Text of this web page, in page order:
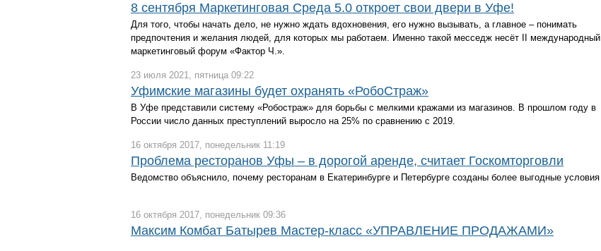
8 сентября Маркетинговая Среда 5.0 откроет свои двери в Уфе!
Для того, чтобы начать дело, не нужно ждать вдохновения, его нужно вызывать, а главное – понимать
предпочтения и желания людей, для которых мы работаем. Именно такой месседж несёт ΙΙ международный
маркетинговый форум «Фактор Ч.».
23 июля 2021, пятница 09:22
Уфимские магазины будет охранять «РобоСтраж»
В Уфе представили систему «Робостраж» для борьбы с мелкими кражами из магазинов. В прошлом году в
России число данных преступлений выросло на 25% по сравнению с 2019.
16 октября 2017, понедельник 11:19
Проблема ресторанов Уфы – в дорогой аренде, считает Госкомторговли
Ведомство объяснило, почему ресторанам в Екатеринбурге и Петербурге созданы более выгодные условия
16 октября 2017, понедельник 09:36
Максим Комбат Батырев Мастер-класс «УПРАВЛЕНИЕ ПРОДАЖАМИ»